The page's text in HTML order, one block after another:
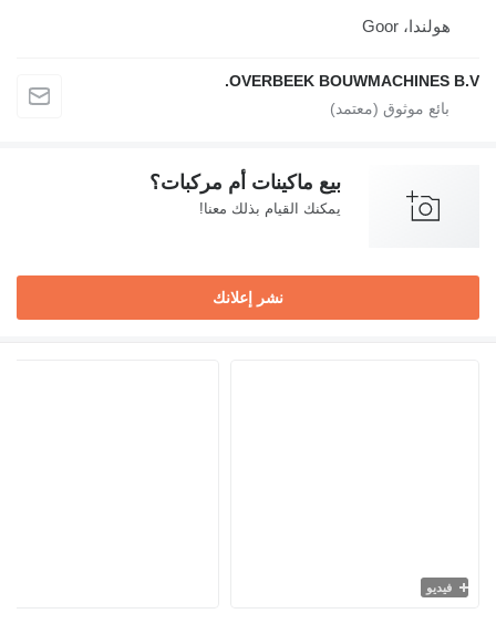
هولندا، Goor
OVERBEEK BOUWMACHINES B.V.
بيع ماكينات أم مركبات؟
يمكنك القيام بذلك معنا!
نشر إعلانك
فيديو